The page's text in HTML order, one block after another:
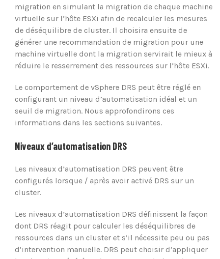
migration en simulant la migration de chaque machine
virtuelle sur l’hôte ESXi afin de recalculer les mesures
de déséquilibre de cluster. Il choisira ensuite de
générer une recommandation de migration pour une
machine virtuelle dont la migration servirait le mieux à
réduire le resserrement des ressources sur l’hôte ESXi.
Le comportement de vSphere DRS peut être réglé en
configurant un niveau d’automatisation idéal et un
seuil de migration. Nous approfondirons ces
informations dans les sections suivantes.
Niveaux d’automatisation DRS
Les niveaux d’automatisation DRS peuvent être
configurés lorsque / après avoir activé DRS sur un
cluster.
Les niveaux d’automatisation DRS définissent la façon
dont DRS réagit pour calculer les déséquilibres de
ressources dans un cluster et s’il nécessite peu ou pas
d’intervention manuelle. DRS peut choisir d’appliquer